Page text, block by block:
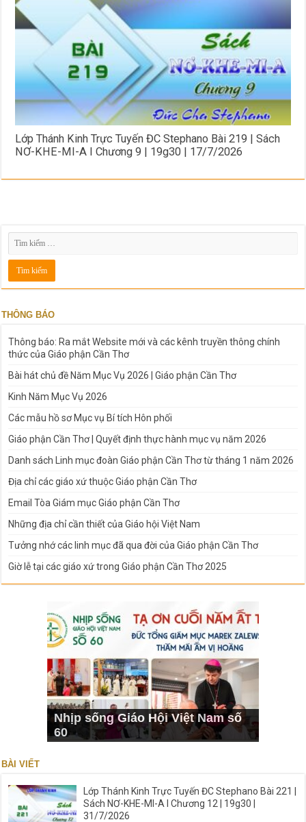
Lớp Thánh Kinh Trực Tuyến ĐC Stephano Bài 219 | Sách
NƠ-KHE-MI-A I Chương 9 | 19g30 | 17/7/2026
THÔNG BÁO
Thông báo: Ra mắt Website mới và các kênh truyền thông chính
thức của Giáo phận Cần Thơ
Bài hát chủ đề Năm Mục Vụ 2026 | Giáo phận Cần Thơ
Kinh Năm Mục Vụ 2026
Các mẫu hồ sơ Mục vụ Bí tích Hôn phối
Giáo phận Cần Thơ | Quyết định thực hành mục vụ năm 2026
Danh sách Linh mục đoàn Giáo phận Cần Thơ từ tháng 1 năm 2026
Địa chỉ các giáo xứ thuộc Giáo phận Cần Thơ
Email Tòa Giám mục Giáo phận Cần Thơ
Những địa chỉ cần thiết của Giáo hội Việt Nam
Tưởng nhớ các linh mục đã qua đời của Giáo phận Cần Thơ
Giờ lễ tại các giáo xứ trong Giáo phận Cần Thơ 2025
Nhịp sống Giáo Hội Việt Nam số
60
BÀI VIẾT
Lớp Thánh Kinh Trực Tuyến ĐC Stephano Bài 221 |
Sách NƠ-KHE-MI-A I Chương 12 | 19g30 |
31/7/2026